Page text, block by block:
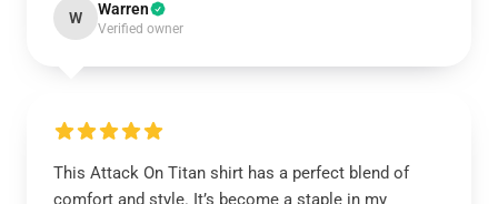
W Warren
Verified owner
This Attack On Titan shirt has a perfect blend of
comfort and style. It’s become a staple in my